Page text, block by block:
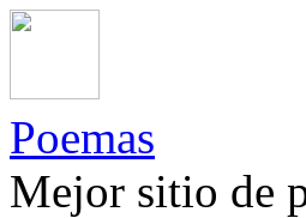
Poemas
Mejor sitio de